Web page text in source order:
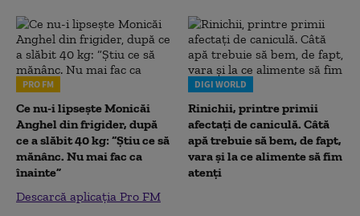
PRO FM
Ce nu-i lipsește Monicăi
Anghel din frigider, după
ce a slăbit 40 kg: “Știu ce să
mănânc. Nu mai fac ca
înainte”
Descarcă aplicația Pro FM
DIGI WORLD
Rinichii, printre primii
afectați de caniculă. Câtă
apă trebuie să bem, de fapt,
vara și la ce alimente să fim
atenți